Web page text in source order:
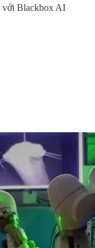
với Blackbox AI